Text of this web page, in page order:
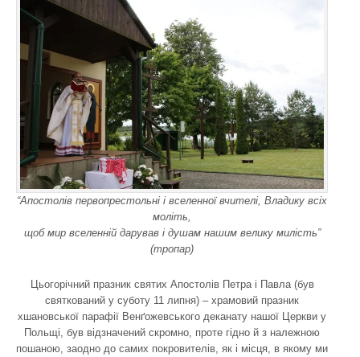
“Апостолів первопрестольні і вселенної вчителі, Владику всіх
моліть,
щоб мир вселенній дарував і душам нашим велику милість”
(тропар)
Цьогорічний празник святих Апостолів Петра і Павла (був
святкований у суботу 11 липня) – храмовий празник
хшановської парафії Венґожевського деканату нашої Церкви у
Польщі, був відзначений скромно, проте гідно й з належною
пошаною, заодно до самих покровителів, як і місця, в якому ми